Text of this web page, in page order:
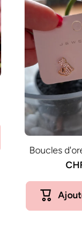
Boucles